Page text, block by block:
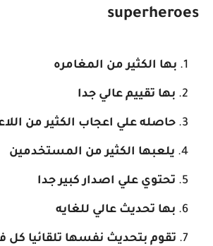
superheroes
بها الكثير من المغامره
بها تقييم عالي جدا
حاصله علي اعجاب الكثير من
يلعبها الكثير من المستخدمين
تحتوي علي اصدار كبير جدا
بها تحديث عالي للغايه
تقوم بتحديث نفسها تلقائيا كل